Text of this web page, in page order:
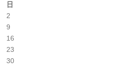
日
2
9
16
23
30